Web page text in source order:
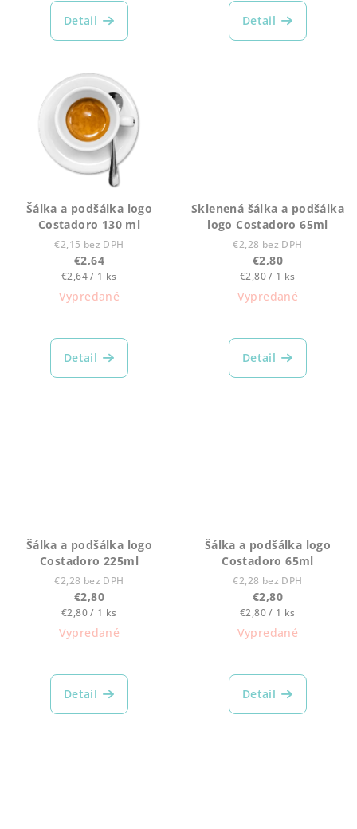
Detail Detail
Šálka a podšálka logo
Costadoro 130 ml
€2,15 bez DPH
€2,64
Jednotková
cena:
€2,64 / 1 ks
Vypredané
Detail
Sklenená šálka a podšálka
logo Costadoro 65ml
€2,28 bez DPH
€2,80
Jednotková
cena:
€2,80 / 1 ks
Vypredané
Detail
Šálka a podšálka logo
Costadoro 225ml
€2,28 bez DPH
€2,80
Jednotková
cena:
€2,80 / 1 ks
Vypredané
Detail
Šálka a podšálka logo
Costadoro 65ml
€2,28 bez DPH
€2,80
Jednotková
cena:
€2,80 / 1 ks
Vypredané
Detail